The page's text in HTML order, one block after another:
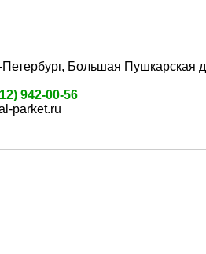
Петербург, Большая Пушкарская
942-00-56
parket.ru